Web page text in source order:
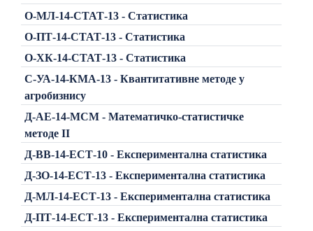
О-МЛ-14-СТАТ-13 - Статистика
О-ПТ-14-СТАТ-13 - Статистика
О-ХК-14-СТАТ-13 - Статистика
C-УА-14-КМА-13 - Квантитативне методе у
агробизнису
Д-АЕ-14-МСМ - Математичко-статистичке
методе II
Д-ВВ-14-ЕСТ-10 - Експериментална статистика
Д-ЗО-14-ЕСТ-13 - Експериментална статистика
Д-МЛ-14-ЕСТ-13 - Експериментална статистика
Д-ПТ-14-ЕСТ-13 - Експериментална статистика